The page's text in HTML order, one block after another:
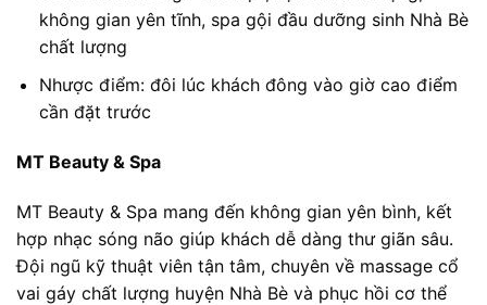
không gian yên tĩnh, spa gội đầu dưỡng sinh Nhà Bè
chất lượng
Nhược điểm: đôi lúc khách đông vào giờ cao điểm
cần đặt trước
MT Beauty & Spa
MT Beauty & Spa mang đến không gian yên bình, kết
hợp nhạc sóng não giúp khách dễ dàng thư giãn sâu.
Đội ngũ kỹ thuật viên tận tâm, chuyên về massage cổ
vai gáy chất lượng huyện Nhà Bè và phục hồi cơ thể